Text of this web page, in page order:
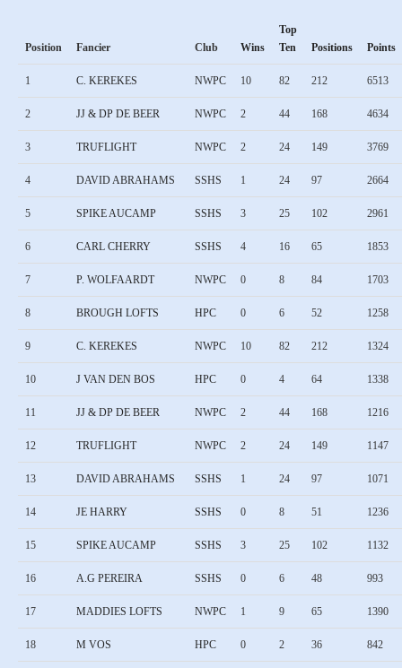
Position Fancier Club Wins
Top
Ten
Positions Points
1 C. KEREKES NWPC 10 82 212 6513
2 JJ & DP DE BEER NWPC 2 44 168 4634
3 TRUFLIGHT NWPC 2 24 149 3769
4 DAVID ABRAHAMS SSHS 1 24 97 2664
5 SPIKE AUCAMP SSHS 3 25 102 2961
6 CARL CHERRY SSHS 4 16 65 1853
7 P. WOLFAARDT NWPC 0 8 84 1703
8 BROUGH LOFTS HPC 0 6 52 1258
9 C. KEREKES NWPC 10 82 212 1324
10 J VAN DEN BOS HPC 0 4 64 1338
11 JJ & DP DE BEER NWPC 2 44 168 1216
12 TRUFLIGHT NWPC 2 24 149 1147
13 DAVID ABRAHAMS SSHS 1 24 97 1071
14 JE HARRY SSHS 0 8 51 1236
15 SPIKE AUCAMP SSHS 3 25 102 1132
16 A.G PEREIRA SSHS 0 6 48 993
17 MADDIES LOFTS NWPC 1 9 65 1390
18 M VOS HPC 0 2 36 842